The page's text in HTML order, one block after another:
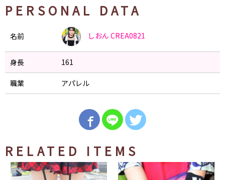
PERSONAL DATA
名前 しおん CREA0821
身長 161
職業 アパレル
RELATED ITEMS